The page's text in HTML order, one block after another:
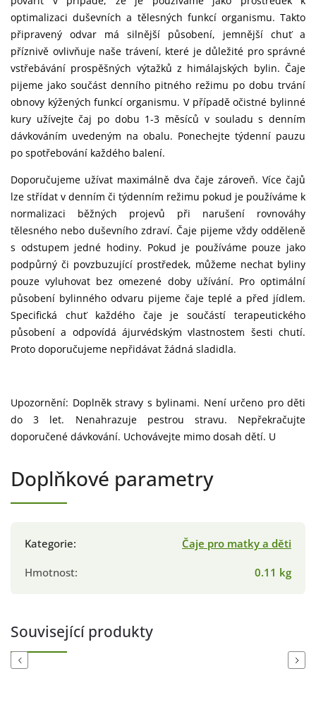
optimalizaci duševních a tělesných funkcí organismu. Takto
připravený odvar má silnější působení, jemnější chuť a
příznivě ovlivňuje naše trávení, které je důležité pro správné
vstřebávání prospěšných výtažků z himálajských bylin. Čaje
pijeme jako součást denního pitného režimu po dobu trvání
obnovy kýžených funkcí organismu. V případě očistné bylinné
kury užívejte čaj po dobu 1-3 měsíců v souladu s denním
dávkováním uvedeným na obalu. Ponechejte týdenní pauzu
po spotřebování každého balení.
Doporučujeme užívat maximálně dva čaje zároveň. Více čajů
lze střídat v denním či týdenním režimu pokud je používáme k
normalizaci běžných projevů při narušení rovnováhy
tělesného nebo duševního zdraví. Čaje pijeme vždy odděleně
s odstupem jedné hodiny. Pokud je používáme pouze jako
podpůrný či povzbuzující prostředek, můžeme nechat byliny
pouze vyluhovat bez omezené doby užívání. Pro optimální
působení bylinného odvaru pijeme čaje teplé a před jídlem.
Specifická chuť každého čaje je součástí terapeutického
působení a odpovídá ájurvédským vlastnostem šesti chutí.
Proto doporučujeme nepřidávat žádná sladidla.
Upozornění: Doplněk stravy s bylinami. Není určeno pro děti
do 3 let. Nenahrazuje pestrou stravu. Nepřekračujte
doporučené dávkování. Uchovávejte mimo dosah dětí. U
Doplňkové parametry
Kategorie:
Čaje pro matky a děti
Hmotnost: 0.11 kg
Související produkty
Previous Next